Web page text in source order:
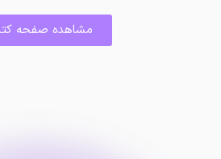
مشاهده صفحه